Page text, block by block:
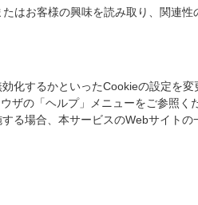
はお客様の興味を読み取り、関連
化するかといったCookieの設定を
ザの「ヘルプ」メニューをご参照く
る場合、本サービスのWebサイト